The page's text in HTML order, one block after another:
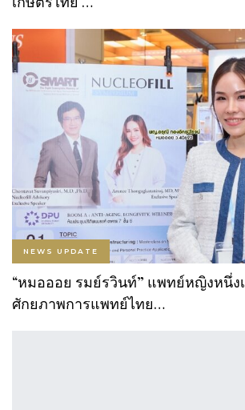
NEWS UPDATE
“หมอออย รมย์รวินท์” แพทย์หญิงหนึ่ง
ศักยภาพการแพทย์ไทย…